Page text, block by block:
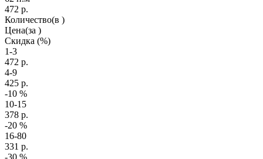
472 р.
Количество(в )
Цена(за )
Скидка (%)
1-3
472 р.
4-9
425 р.
-10 %
10-15
378 р.
-20 %
16-80
331 р.
-30 %